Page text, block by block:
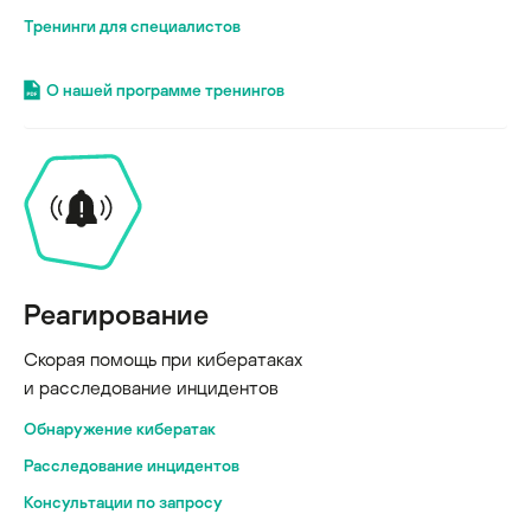
Тренинги для специалистов
О нашей программе тренингов
Реагирование
Скорая помощь при кибератаках
и расследование инцидентов
Обнаружение кибератак
Расследование инцидентов
Консультации по запросу